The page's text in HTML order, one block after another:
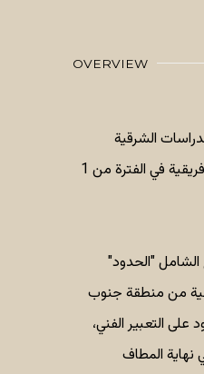
OVERVIEW
الشرقية
والأفريقية في جامعة جنوب أستراليا في غاليري كلية الدراسات الشرقية والأفريقية في الفترة من 1
"الحدود"
من منطقة جنوب
التعبير الفني،